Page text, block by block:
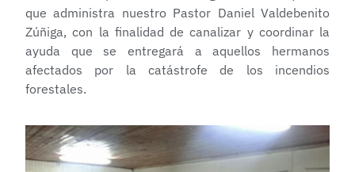
que administra nuestro Pastor Daniel Valdebenito
Zúñiga, con la finalidad de canalizar y coordinar la
ayuda que se entregará a aquellos hermanos
afectados por la catástrofe de los incendios
forestales.